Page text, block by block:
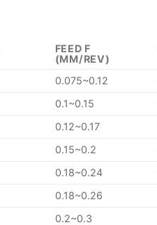
FEED F
(MM/REV)
0.075~0.12
0.1~0.15
0.12~0.17
0.15~0.2
0.18~0.24
0.18~0.26
0.2~0.3